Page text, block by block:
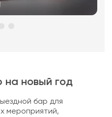
на новый год
бар для
мероприятий,